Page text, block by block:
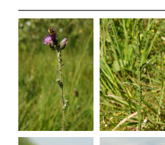
Cirsium
palustre
Cirsium
palustre